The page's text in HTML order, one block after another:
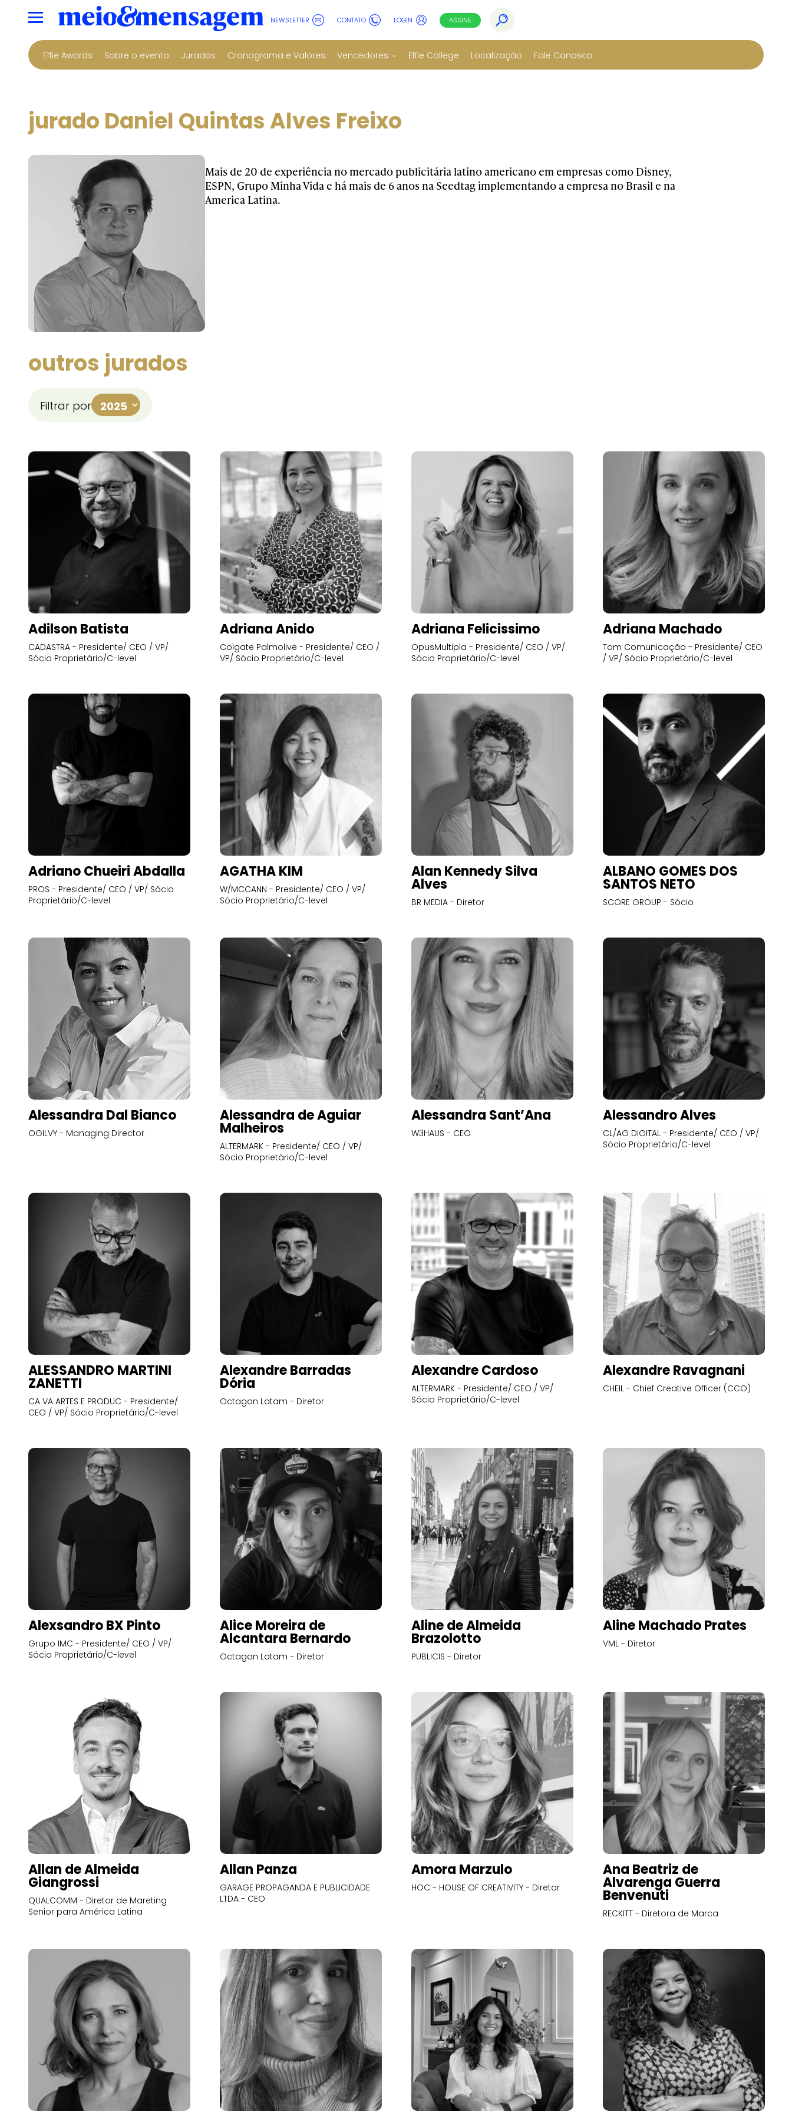
NEWSLETTER CONTATO LOGIN ASSINE
Effie Awards Sobre o evento Jurados Cronograma e Valores Vencedores Effie College Localização Fale Conosco
jurado Daniel Quintas Alves Freixo
Mais de 20 de experiência no mercado publicitária latino americano em empresas como Disney,
ESPN, Grupo Minha Vida e há mais de 6 anos na Seedtag implementando a empresa no Brasil e na
America Latina.
outros jurados
Filtrar por
Adilson Batista
CADASTRA - Presidente/ CEO / VP/
Sócio Proprietário/C-level
Adriana Anido
Colgate Palmolive - Presidente/ CEO /
VP/ Sócio Proprietário/C-level
Adriana Felicissimo
OpusMultipla - Presidente/ CEO / VP/
Sócio Proprietário/C-level
Adriana Machado
Tom Comunicação - Presidente/ CEO
/ VP/ Sócio Proprietário/C-level
Adriano Chueiri Abdalla
PROS - Presidente/ CEO / VP/ Sócio
Proprietário/C-level
AGATHA KIM
W/MCCANN - Presidente/ CEO / VP/
Sócio Proprietário/C-level
Alan Kennedy Silva
Alves
BR MEDIA - Diretor
ALBANO GOMES DOS
SANTOS NETO
SCORE GROUP - Sócio
Alessandra Dal Bianco
OGILVY - Managing Director
Alessandra de Aguiar
Malheiros
ALTERMARK - Presidente/ CEO / VP/
Sócio Proprietário/C-level
Alessandra Sant’Ana
W3HAUS - CEO
Alessandro Alves
CL/AG DIGITAL - Presidente/ CEO / VP/
Sócio Proprietário/C-level
ALESSANDRO MARTINI
ZANETTI
CA VA ARTES E PRODUC - Presidente/
CEO / VP/ Sócio Proprietário/C-level
Alexandre Barradas
Dória
Octagon Latam - Diretor
Alexandre Cardoso
ALTERMARK - Presidente/ CEO / VP/
Sócio Proprietário/C-level
Alexandre Ravagnani
CHEIL - Chief Creative Officer (CCO)
Alexsandro BX Pinto
Grupo IMC - Presidente/ CEO / VP/
Sócio Proprietário/C-level
Alice Moreira de
Alcantara Bernardo
Octagon Latam - Diretor
Aline de Almeida
Brazolotto
PUBLICIS - Diretor
Aline Machado Prates
VML - Diretor
Allan de Almeida
Giangrossi
QUALCOMM - Diretor de Mareting
Senior para América Latina
Allan Panza
GARAGE PROPAGANDA E PUBLICIDADE
LTDA - CEO
Amora Marzulo
HOC - HOUSE OF CREATIVITY - Diretor
Ana Beatriz de
Alvarenga Guerra
Benvenuti
RECKITT - Diretora de Marca